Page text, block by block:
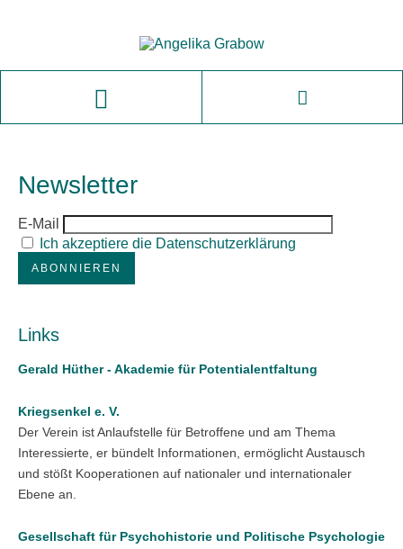
Newsletter
E-Mail
Ich akzeptiere die Datenschutzerklärung
Links
Gerald Hüther - Akademie für Potentialentfaltung
Kriegsenkel e. V.
Der Verein ist Anlaufstelle für Betroffene und am Thema
Interessierte, er bündelt Informationen, ermöglicht Austausch
und stößt Kooperationen auf nationaler und internationaler
Ebene an.
Gesellschaft für Psychohistorie und Politische Psychologie